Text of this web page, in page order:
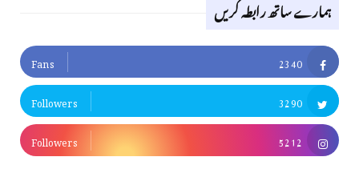
ہمارے ساتھ رابطہ کریں
2340
Fans
3290
Followers
5212
Followers